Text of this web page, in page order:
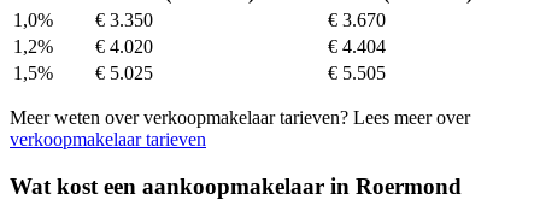
1,0%
€ 3.350
€ 3.670
1,2%
€ 4.020
€ 4.404
1,5%
€ 5.025 € 5.505
Meer weten over verkoopmakelaar tarieven? Lees meer over
verkoopmakelaar tarieven
Wat kost een aankoopmakelaar in Roermond